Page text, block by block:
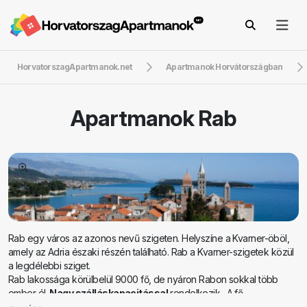
HorvatorszagApartmanok.net Apartmanok Horvátországban
ApartmanokRab
Rab egy város az azonos nevű szigeten. Helyszíne a Kvarner-öböl,
amely az Adria északi részén található. Rab a Kvarner-szigetek közül
a legdélebbi sziget.
Rab lakossága körülbelül 9000 fő, de nyáron Rabon sokkal több
ember él. Nagy szálláskapacitássalrendelkezik . A fő